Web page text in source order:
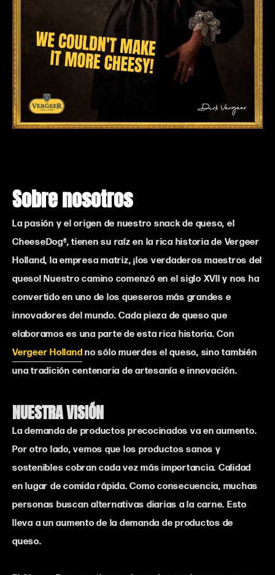
Sobre nosotros
La pasión y el origen de nuestro snack de queso, el
CheeseDog®, tienen su raíz en la rica historia de Vergeer
Holland, la empresa matriz, ¡los verdaderos maestros del
queso! Nuestro camino comenzó en el siglo XVII y nos ha
convertido en uno de los queseros más grandes e
innovadores del mundo. Cada pieza de queso que
elaboramos es una parte de esta rica historia. Con
Vergeer Holland no sólo muerdes el queso, sino también
una tradición centenaria de artesanía e innovación.
NUESTRA VISIÓN
La demanda de productos precocinados va en aumento.
Por otro lado, vemos que los productos sanos y
sostenibles cobran cada vez más importancia. Calidad
en lugar de comida rápida. Como consecuencia, muchas
personas buscan alternativas diarias a la carne. Esto
lleva a un aumento de la demanda de productos de
queso.